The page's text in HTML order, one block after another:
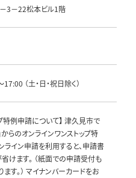
3－22松本ビル1階
（土・日・祝日除く）
特例申請について】 津久見市で
らのオンラインワンストップ特
ライン申請を利用すると、申請書
けます。 （紙面での申請受付も
す。） マイナンバーカードをお